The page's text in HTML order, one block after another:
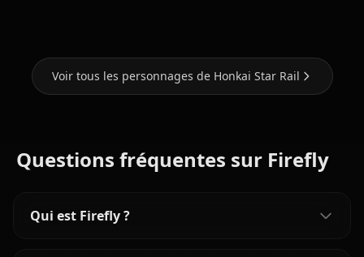
Voir tous les personnages de Honkai Star Rail
Questions fréquentes sur Firefly
Qui est Firefly ?